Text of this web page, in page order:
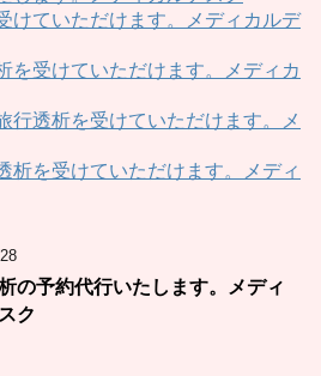
けていただけます。メディカルデ
を受けていただけます。メディカ
行透析を受けていただけます。メ
析を受けていただけます。メディ
の予約代行いたします。メディ
ク